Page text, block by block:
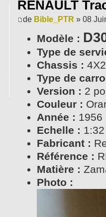
RENAULT
de Bible_PTR » 08
Modèle :
Type de
Chassis :
Type de
Version : 2
Couleur :
Année : 1956
Echelle : 1:32
Fabricant :
Référence :
Matière :
Photo :